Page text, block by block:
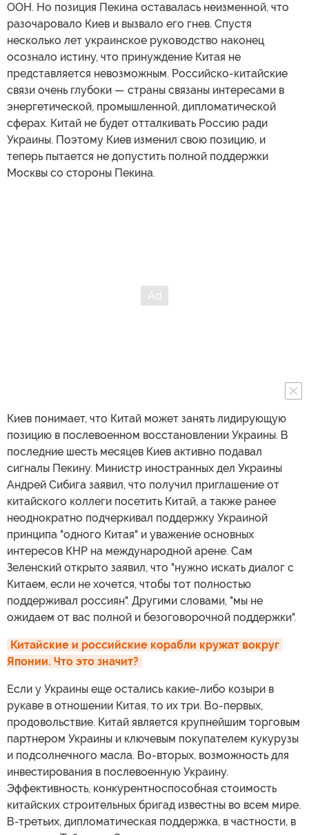
ООН. Но позиция Пекина оставалась неизменной, что
разочаровало Киев и вызвало его гнев. Спустя
несколько лет украинское руководство наконец
осознало истину, что принуждение Китая не
представляется невозможным. Российско-китайские
связи очень глубоки — страны связаны интересами в
энергетической, промышленной, дипломатической
сферах. Китай не будет отталкивать Россию ради
Украины. Поэтому Киев изменил свою позицию, и
теперь пытается не допустить полной поддержки
Москвы со стороны Пекина.
Киев понимает, что Китай может занять лидирующую
позицию в послевоенном восстановлении Украины. В
последние шесть месяцев Киев активно подавал
сигналы Пекину. Министр иностранных дел Украины
Андрей Сибига заявил, что получил приглашение от
китайского коллеги посетить Китай, а также ранее
неоднократно подчеркивал поддержку Украиной
принципа "одного Китая" и уважение основных
интересов КНР на международной арене. Сам
Зеленский открыто заявил, что "нужно искать диалог с
Китаем, если не хочется, чтобы тот полностью
поддерживал россиян". Другими словами, "мы не
ожидаем от вас полной и безоговорочной поддержки".
Китайские и российские корабли кружат вокруг
Японии. Что это значит?
Если у Украины еще остались какие-либо козыри в
рукаве в отношении Китая, то их три. Во-первых,
продовольствие. Китай является крупнейшим торговым
партнером Украины и ключевым покупателем кукурузы
и подсолнечного масла. Во-вторых, возможность для
инвестирования в послевоенную Украину.
Эффективность, конкурентноспособная стоимость
китайских строительных бригад известны во всем мире.
В-третьих, дипломатическая поддержка, в частности, в